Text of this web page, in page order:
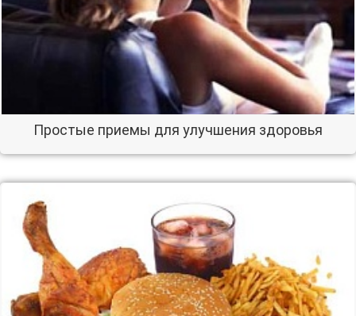
Простые приемы для улучшения здоровья